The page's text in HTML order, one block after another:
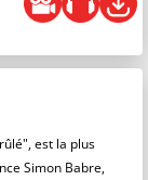
est la plus
Simon Babre,